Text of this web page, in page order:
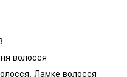
волосся
Ламке волосся